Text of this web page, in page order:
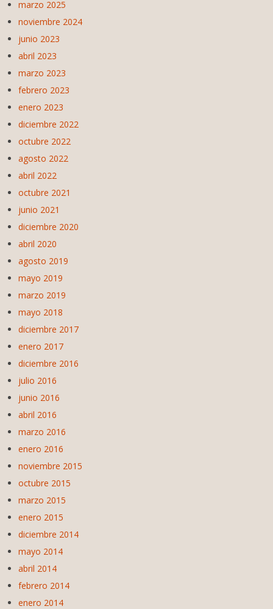
marzo 2025
noviembre 2024
junio 2023
abril 2023
marzo 2023
febrero 2023
enero 2023
diciembre 2022
octubre 2022
agosto 2022
abril 2022
octubre 2021
junio 2021
diciembre 2020
abril 2020
agosto 2019
mayo 2019
marzo 2019
mayo 2018
diciembre 2017
enero 2017
diciembre 2016
julio 2016
junio 2016
abril 2016
marzo 2016
enero 2016
noviembre 2015
octubre 2015
marzo 2015
enero 2015
diciembre 2014
mayo 2014
abril 2014
febrero 2014
enero 2014